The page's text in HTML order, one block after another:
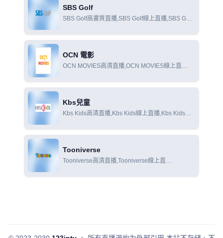
SBS Golf
SBS Golf高畫質直播,SBS Golf線上直播,SBS Golf
OCN 電影
OCN MOVIES高清直播,OCN MOVIES線上直
Kbs兒童
Kbs Kids高清直播,Kbs Kids線上直播,Kbs Kids線
Tooniverse
Tooniverse高清直播,Tooniverse線上直